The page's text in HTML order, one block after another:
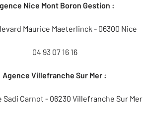
Nice Mont Boron Gestion :
Maurice Maeterlinck - 06300 Nice
04 93 07 16 16
Agence Villefranche Sur Mer :
Sadi Carnot - 06230 Villefranche Sur Mer